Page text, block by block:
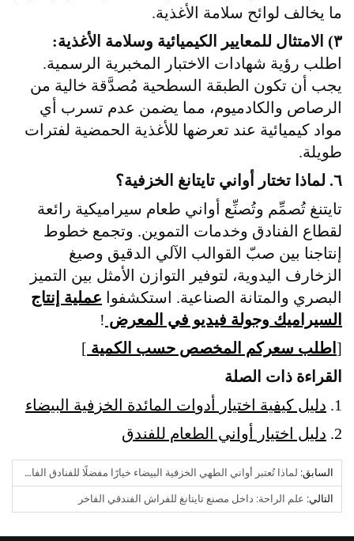
ما يخالف لوائح سلامة الأغذية.
٣) الامتثال للمعايير الكيميائية وسلامة الأغذية:
اطلب رؤية شهادات الاختبار المخبرية الرسمية.
يجب أن تكون الطبقة السطحية مُصدَّقة خالية من
الرصاص والكادميوم، مما يضمن عدم تسرب أي
مواد كيميائية عند تعرضها للأغذية الحمضية لفترات
طويلة.
٦. لماذا تختار أواني تايتانغ الخزفية؟
تايتنغ تُصمِّم وتُصنِّع أواني طعام سيراميكية رائعة
لقطاع الفنادق وخدمات التموين. وتجمع خطوط
إنتاجنا بين صبّ القوالب الآلي الدقيق وصيغ
الزخارف اليدوية، لتوفير التوازن الأمثل بين التميز
البصري والمتانة الصناعية. استكشفوا عملية إنتاج
السيراميك وجولة فيديو في المعرض !
[ اطلب سعركم المخصص حسب الكمية ]
القراءة ذات الصلة
1. دليل كيفية اختيار أدوات المائدة الخزفية البيضاء
2. دليل اختيار أواني الطعام للفندق
السابق: لماذا تُعتبر أواني الطهي الخزفية البيضاء خيارًا مفضلًا للفنادق الفاخرة؟
التالي: علم الراحة: داخل مصنع تايتانغ للفراش الفندقي الفاخر